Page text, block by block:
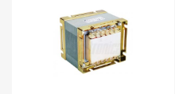
a
pannello
quantità
pannello